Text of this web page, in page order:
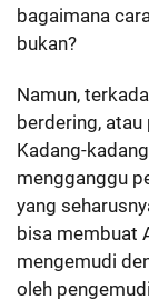
bagaimana
bukan?
Namun,
berdering,
Kadang-
mengganggu
yang
bisa membuat
mengemudi
oleh